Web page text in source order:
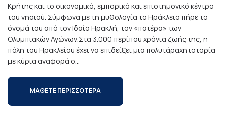
Κρήτης και το οικονομικό, εμπορικό και επιστημονικό κέντρο
του νησιού. Σύμφωνα με τη μυθολογία το Ηράκλειο πήρε το
όνομά του από τον Ιδαίο Ηρακλή, τον «πατέρα» των
Ολυμπιακών Αγώνων.Στα 3.000 περίπου χρόνια ζωής της, η
πόλη του Ηρακλείου έχει να επιδείξει μια πολυτάραχη ιστορία
με κύρια αναφορά σ...
ΜΑΘΕΤΕ ΠΕΡΙΣΣΟΤΕΡΑ